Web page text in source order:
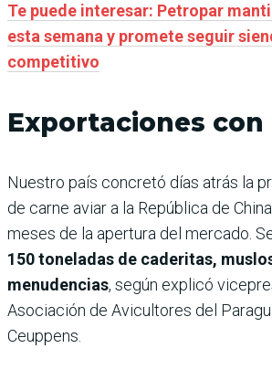
Te puede interesar: Petropar
esta semana y promete seguir
competitivo
Exportaciones con
Nuestro país concretó días atrás la
de carne aviar a la República de
meses de la apertura del mercado.
150 toneladas de caderitas,
menudencias, según explicó
Asociación de Avicultores del
Ceuppens.